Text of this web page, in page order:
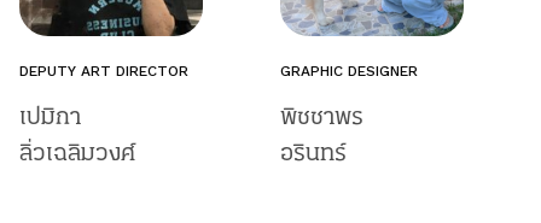
DEPUTY ART DIRECTOR
เปมิกา
ลิ่วเฉลิมวงศ์
GRAPHIC DESIGNER
พิชชาพร
อรินทร์